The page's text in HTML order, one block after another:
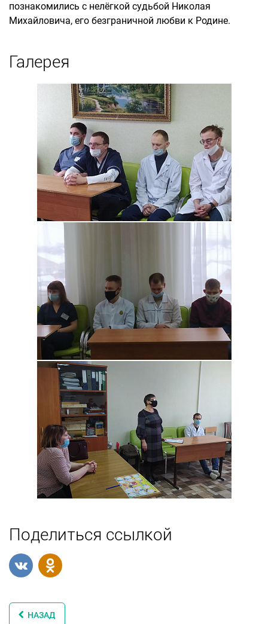
познакомились с нелёгкой судьбой Николая
Михайловича, его безграничной любви к Родине.
Галерея
Поделиться ссылкой
НАЗАД